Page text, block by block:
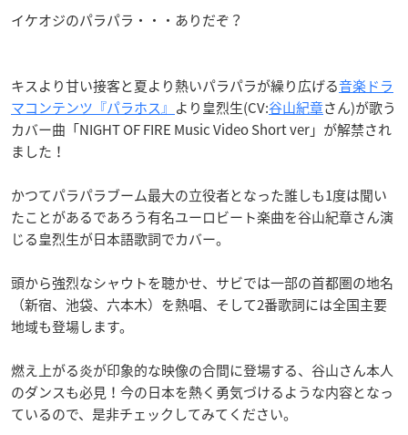
イケオジのパラパラ・・・ありだぞ？
キスより甘い接客と夏より熱いパラパラが繰り広げる音楽ドラ
マコンテンツ『パラホス』 より皇烈生(CV:谷山紀章さん)が歌う
カバー曲「NIGHT OF FIRE Music Video Short ver」が解禁され
ました！
かつてパラパラブーム最大の立役者となった誰しも1度は聞い
たことがあるであろう有名ユーロビート楽曲を谷山紀章さん演
じる皇烈生が日本語歌詞でカバー。
頭から強烈なシャウトを聴かせ、サビでは一部の首都圏の地名
（新宿、池袋、六本木）を熱唱、そして2番歌詞には全国主要
地域も登場します。
燃え上がる炎が印象的な映像の合間に登場する、谷山さん本人
のダンスも必見！今の日本を熱く勇気づけるような内容となっ
ているので、是非チェックしてみてください。